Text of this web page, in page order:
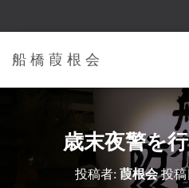
船 橋 葭 根 会
歳末夜警を
投稿者: 葭根会投